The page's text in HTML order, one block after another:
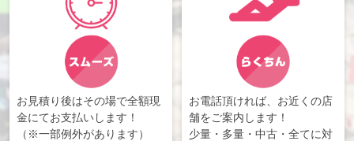
お見積り後はその場で全額現
金にてお支払いします！
（※一部例外があります）
お電話頂ければ、お近くの店
舗をご案内します！
少量・多量・中古・全てに対